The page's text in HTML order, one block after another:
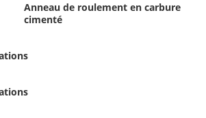
Anneau de roulement en carbure
cimenté